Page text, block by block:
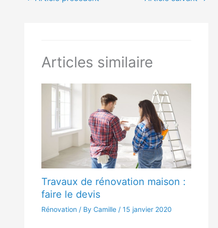
Articles similaire
Travaux de rénovation maison :
faire le devis
Rénovation / By Camille / 15 janvier 2020